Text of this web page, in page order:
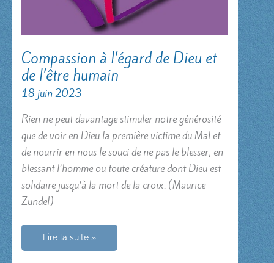
Compassion à l’égard de Dieu et
de l’être humain
18 juin 2023
Rien ne peut davantage stimuler notre générosité
que de voir en Dieu la première victime du Mal et
de nourrir en nous le souci de ne pas le blesser, en
blessant l’homme ou toute créature dont Dieu est
solidaire jusqu’à la mort de la croix. (Maurice
Zundel)
Compassion
l’égard
Lire la suite »